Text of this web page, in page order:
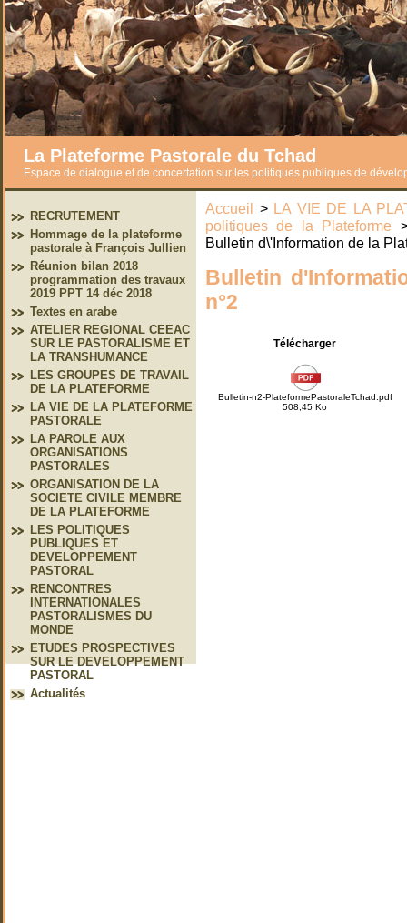
La Plateforme Pastorale du Tchad
Espace de dialogue et de concertation sur les politiques publiques de
RECRUTEMENT
Hommage de la plateforme
pastorale à François Jullien
Réunion bilan 2018
programmation des travaux
2019 PPT 14 déc 2018
Textes en arabe
ATELIER REGIONAL CEEAC
SUR LE PASTORALISME ET
LA TRANSHUMANCE
LES GROUPES DE TRAVAIL
DE LA PLATEFORME
LA VIE DE LA PLATEFORME
PASTORALE
LA PAROLE AUX
ORGANISATIONS
PASTORALES
ORGANISATION DE LA
SOCIETE CIVILE MEMBRE
DE LA PLATEFORME
LES POLITIQUES
PUBLIQUES ET
DEVELOPPEMENT
PASTORAL
RENCONTRES
INTERNATIONALES
PASTORALISMES DU
MONDE
ETUDES PROSPECTIVES
SUR LE DEVELOPPEMENT
PASTORAL
Actualités
Accueil > LA VIE DE LA
politiques de la Plateforme
Bulletin d\'Information de la
Bulletin
n°2
Télécharger
Bulletin-n2-PlateformePastoraleTchad.pdf
508,45 Ko